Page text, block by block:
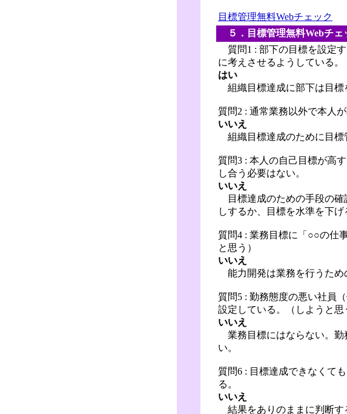
目標管理無料Webチェック
５．目標管理無料Webチェ
質問1 : 部下の目標を設定
に考えさせるようしている。
はい
組織目標達成に部下は目標
質問2 : 通常業務以外で本人
いいえ
組織目標達成のために目標
質問3 : 本人の自己目標が高
し合う必要はない。
いいえ
目標達成のための手段の確
しするか、目標を水準を下
質問4 : 業務目標に「○○の仕
と思う）
いいえ
能力開発は業務を行うため
質問5 : 勤務態度の悪い社員
設定している。（しようと思
いいえ
業務目標にはならない。勤
い。
質問6 : 目標達成できなくて
る。
いいえ
結果をありのままに判断す